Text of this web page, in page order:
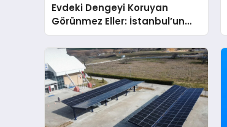
Evdeki Dengeyi Koruyan
Görünmez Eller: İstanbul’un
Beş Farklı Semtinde Teknik
Servis Gerçeği